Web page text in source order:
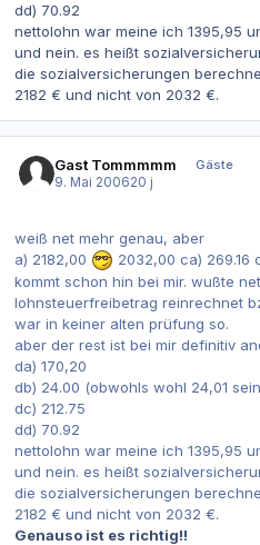
dd) 70.92
nettolohn war meine ich 1395,95
und nein. es heißt
die sozialversicherungen
2182 € und nicht von 2032 €.
Gast Tommmmm
Gäste
9. Mai 200620 j
weiß net mehr genau, aber
a) 2182,00
2032,00 ca) 269.16
kommt schon hin bei mir. wußte
lohnsteuerfreibetrag reinrechnet
war in keiner alten prüfung so.
aber der rest ist bei mir definitiv
da) 170,20
db) 24.00 (obwohls wohl 24,01
dc) 212.75
dd) 70.92
nettolohn war meine ich 1395,95
und nein. es heißt
die sozialversicherungen
2182 € und nicht von 2032 €.
Genauso ist es richtig!!